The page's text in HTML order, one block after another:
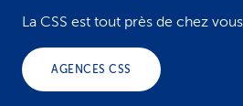
La CSS est tout près de chez
AGENCES CSS